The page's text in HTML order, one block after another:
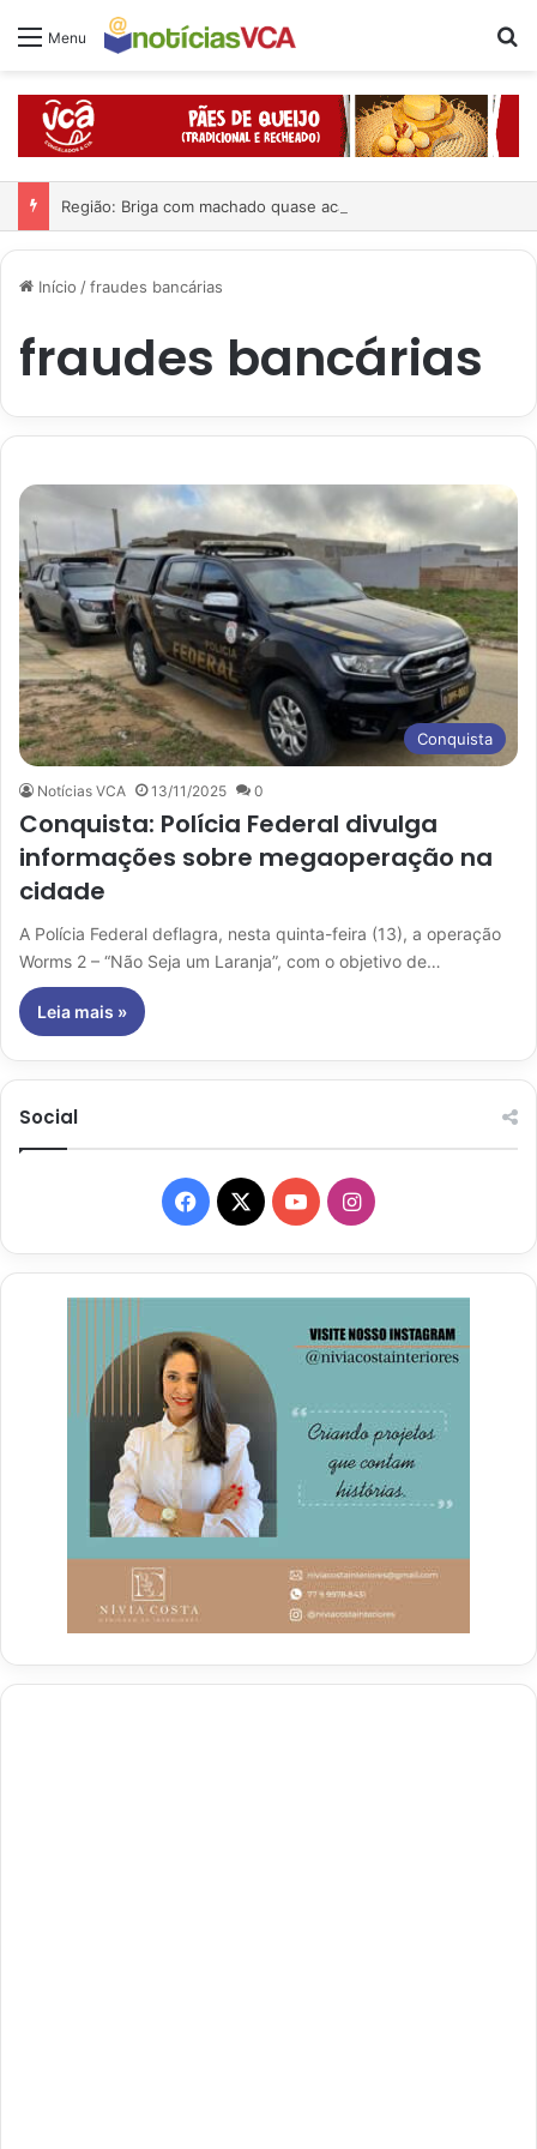
Menu
Região: Briga com machado quase acaba em tragédia
Início /fraudes bancárias
fraudes bancárias
Conquista
Notícias VCA 13/11/2025 0
Conquista: Polícia Federal divulga
informações sobre megaoperação na
cidade
A Polícia Federal deflagra, nesta quinta-feira (13), a operação
Worms 2 – “Não Seja um Laranja”, com o objetivo de…
Leia mais »
Social
Facebook
X YouTubeInstagram